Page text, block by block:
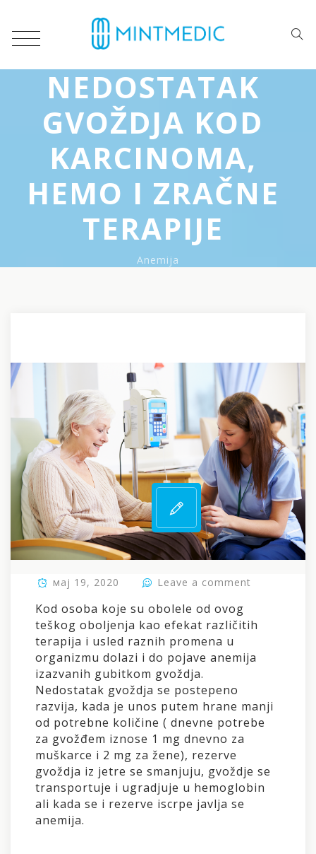
NEDOSTATAK
GVOŽDJA KOD
KARCINOMA,
HEMO I ZRAČNE
TERAPIJE
Anemija
мај 19, 2020 Leave a comment
Kod osoba koje su obolele od ovog
teškog oboljenja kao efekat različitih
terapija i usled raznih promena u
organizmu dolazi i do pojave anemija
izazvanih gubitkom gvoždja.
Nedostatak gvoždja se postepeno
razvija, kada je unos putem hrane manji
od potrebne količine ( dnevne potrebe
za gvožđem iznose 1 mg dnevno za
muškarce i 2 mg za žene), rezerve
gvoždja iz jetre se smanjuju, gvoždje se
transportuje i ugradjuje u hemoglobin
ali kada se i rezerve iscrpe javlja se
anemija.